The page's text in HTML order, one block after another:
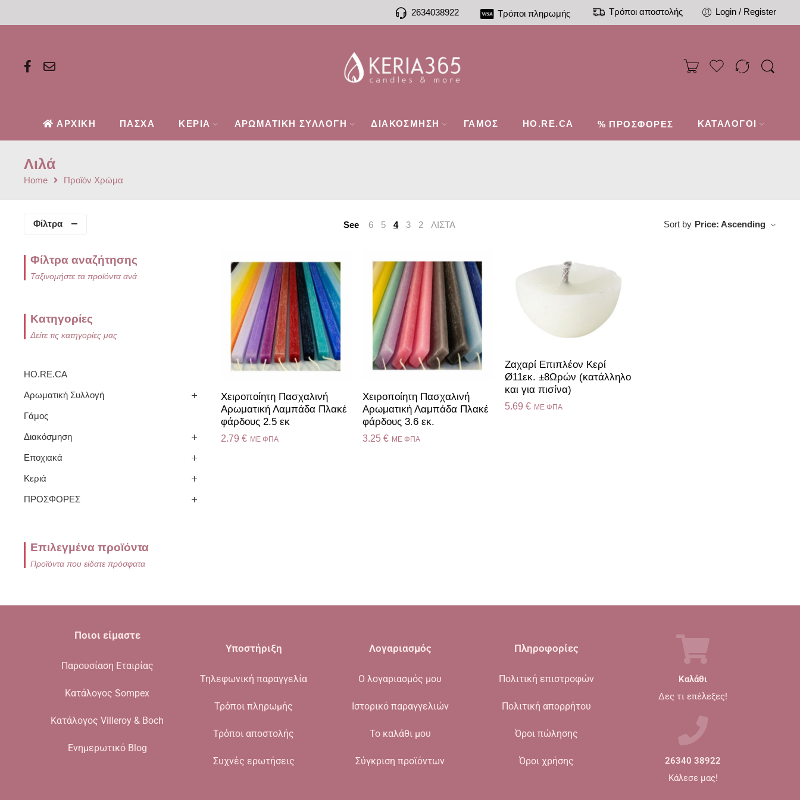
2634038922 Τρόποι πληρωμής Τρόποι αποστολής Login / Register
ΑΡΧΙΚΗ ΠΑΣΧΑ ΚΕΡΙΑ ΑΡΩΜΑΤΙΚΗ ΣΥΛΛΟΓΗ ΔΙΑΚΟΣΜΗΣΗ ΓΑΜΟΣ HO.RE.CA % ΠΡΟΣΦΟΡΕΣ ΚΑΤΑΛΟΓΟΙ
Λιλά
Home Προϊόν Χρώμα
Φίλτρα See 6 5 4 3 2 ΛΙΣΤΑ Sort by Price: Ascending
Χειροποίητη Πασχαλινή
Αρωματική Λαμπάδα Πλακέ
φάρδους 2.5 εκ
2.79 € ME ΦΠΑ
Χειροποίητη Πασχαλινή
Αρωματική Λαμπάδα Πλακέ
φάρδους 3.6 εκ.
3.25€ ME ΦΠΑ
Ζαχαρί Επιπλέον Κερί
Ø11εκ. ±8Ωρών (κατάλληλο
και για πισίνα)
5.69 € ME ΦΠΑ
Φίλτρα αναζήτησης
Ταξινομήστε τα προϊόντα ανά
Κατηγορίες
Δείτε τις κατηγορίες μας
HO.RE.CA
Αρωματική Συλλογή
Γάμος
Διακόσμηση
Εποχιακά
Κεριά
ΠΡΟΣΦΟΡΕΣ
Επιλεγμένα προϊόντα
Προϊόντα που είδατε πρόσφατα
Ποιοι είμαστε
Παρουσίαση Εταιρίας
Κατάλογος Sompex
Κατάλογος Villeroy & Boch
Ενημερωτικό Blog
Υποστήριξη
Τηλεφωνική παραγγελία
Τρόποι πληρωμής
Τρόποι αποστολής
Συχνές ερωτήσεις
Λογαριασμός
Ο λογαριασμός μου
Ιστορικό παραγγελιών
Το καλάθι μου
Σύγκριση προϊόντων
Πληροφορίες
Πολιτική επιστροφών
Πολιτική απορρήτου
Όροι πώλησης
Όροι χρήσης
Καλάθι
Δες τι επέλεξες!
26340 38922
Κάλεσε μας!